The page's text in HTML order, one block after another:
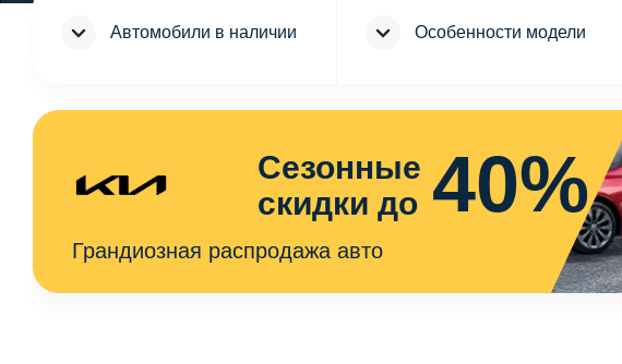
Автомобили в наличии Особенности модели
Сезонные
скидки до 40%
Грандиозная распродажа авто